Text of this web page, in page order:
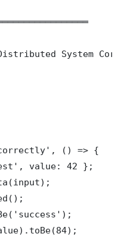
System
() => {
value: 42 };